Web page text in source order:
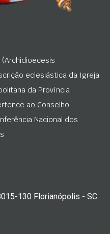
eclesiástica da Igreja
da Província
ao Conselho
Nacional dos
130 Florianópolis - SC